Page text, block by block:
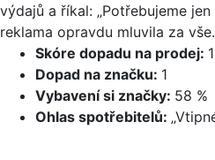
výdajů a říkal: „Potřebujeme
reklama opravdu mluvila za vše.
Skóre dopadu na prodej:
Dopad na značku: 1
Vybavení si značky: 58 %
Ohlas spotřebitelů: